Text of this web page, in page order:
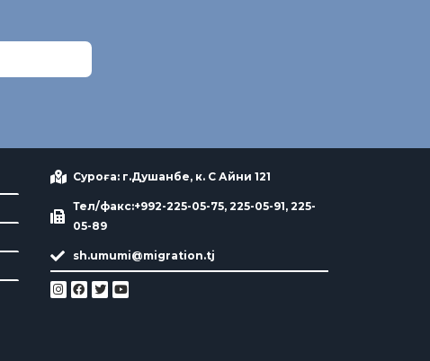
Суроға: г.Душанбе, к. С Айни 121
Тел/факс:+992-225-05-75, 225-05-91, 225-
05-89
sh.umumi@migration.tj